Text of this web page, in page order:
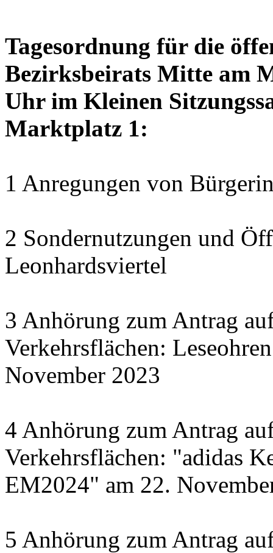
Tagesordnung für die
Bezirksbeirats Mitte am
Uhr im Kleinen
Marktplatz 1:
1 Anregungen von
2 Sondernutzungen und
Leonhardsviertel
3 Anhörung zum Antrag
Verkehrsflächen:
November 2023
4 Anhörung zum Antrag
Verkehrsflächen: "adidas
EM2024" am 22.
5 Anhörung zum Antrag